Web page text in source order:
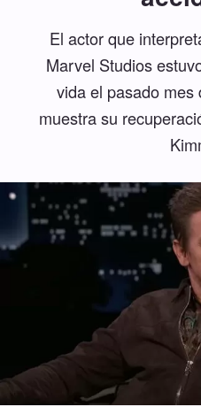
El actor que
Marvel Studios
vida el pasado mes
muestra su